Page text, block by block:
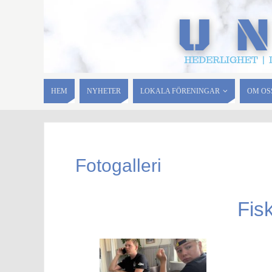
HEM NYHETER LOKALA FÖRENINGAR OM
Fotogalleri